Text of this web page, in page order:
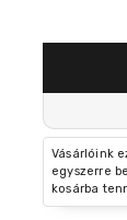
Vásárlóink
egyszerre
kosárba